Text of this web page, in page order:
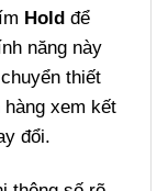
Hold để
năng này
thiết
xem kết
đổi.